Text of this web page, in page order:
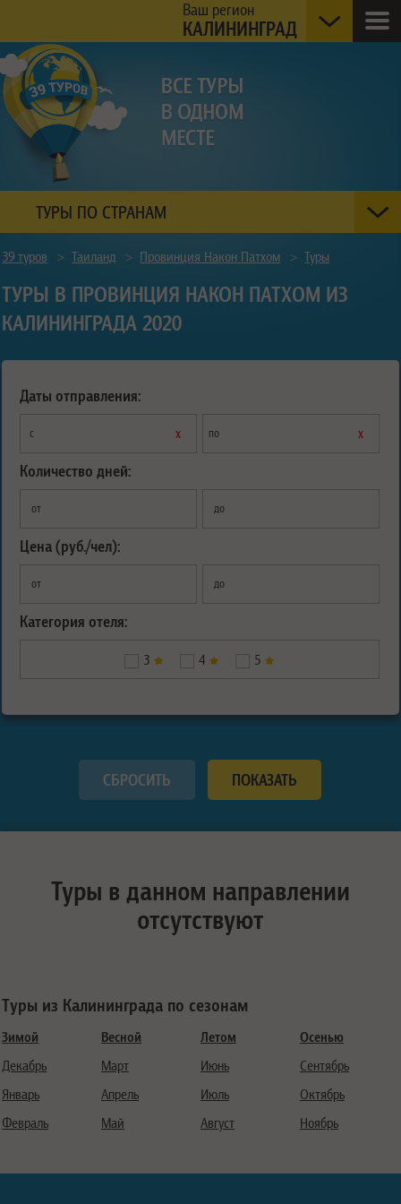
Ваш регион
КАЛИНИНГРАД
ТУРЫ ПО СТРАНАМ
39 туров > Таиланд > Провинция Након Патхом > Туры
ТУРЫ В ПРОВИНЦИЯ НАКОН ПАТХОМ ИЗ
КАЛИНИНГРАДА 2020
Даты отправления:
с х по х
Количество дней:
от до
Цена (руб./чел):
от до
Категория отеля:
3 4 5
Туры в данном направлении
отсутствуют
Туры из Калининграда по сезонам
Зимой
Декабрь
Январь
Февраль
Весной
Март
Апрель
Май
Летом
Июнь
Июль
Август
Осенью
Сентябрь
Октябрь
Ноябрь